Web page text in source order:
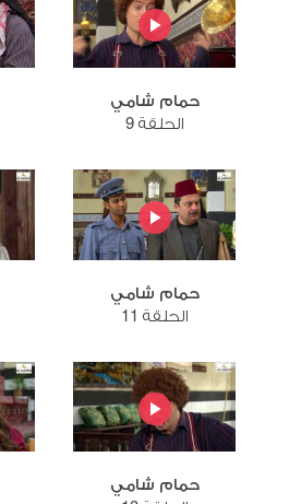
حمام شامي
الحلقة 9
حمام شامي
الحلقة 11
حمام شامي